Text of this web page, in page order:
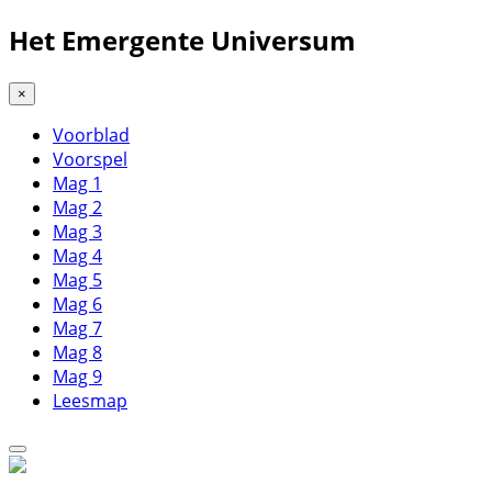
Het Emergente Universum
×
Voorblad
Voorspel
Mag 1
Mag 2
Mag 3
Mag 4
Mag 5
Mag 6
Mag 7
Mag 8
Mag 9
Leesmap